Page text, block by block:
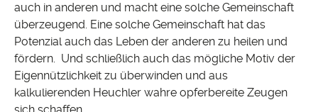
auch in anderen und macht eine solche Gemeinschaft
überzeugend. Eine solche Gemeinschaft hat das
Potenzial auch das Leben der anderen zu heilen und
fördern. Und schließlich auch das mögliche Motiv der
Eigennützlichkeit zu überwinden und aus
kalkulierenden Heuchler wahre opferbereite Zeugen